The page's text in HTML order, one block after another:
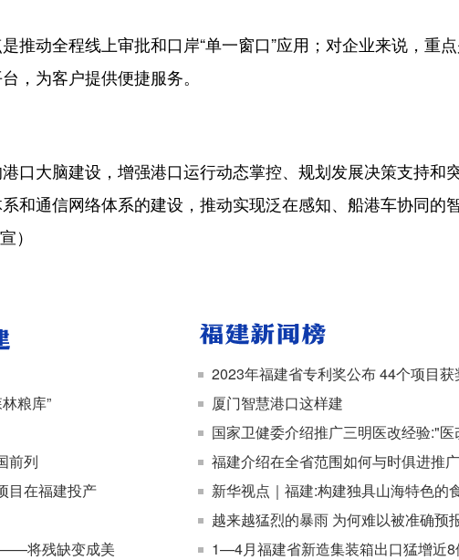
动全程线上审批和口岸“单一窗口”应用；对企业来说，重
，为客户提供便捷服务。
大脑建设，增强港口运行动态掌控、规划发展决策支持和
和通信网络体系的建设，推动实现泛在感知、船港车协同的
）
粮库”
前列
目在福建投产
——将残缺变成美
2023年福建省专利奖公布 44个项目获
厦门智慧港口这样建
国家卫健委介绍推广三明医改经验:"
福建介绍在全省范围如何与时俱进推
新华视点｜福建:构建独具山海特色的
越来越猛烈的暴雨 为何难以被准确预
1—4月福建省新造集装箱出口猛增近8